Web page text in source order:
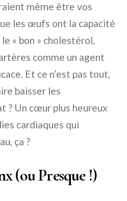
même être vos
les œufs ont la capacité
« bon » cholestérol,
comme un agent
Et ce n’est pas tout,
baisser les
? Un cœur plus heureux
cardiaques qui
ça ?
(ou Presque !)